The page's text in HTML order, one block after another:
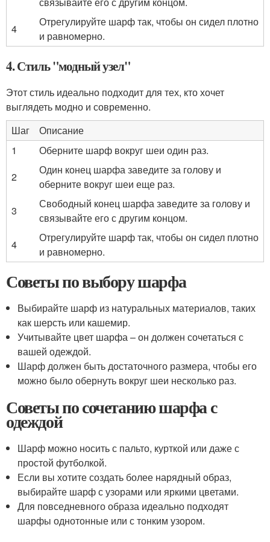
4
Отрегулируйте шарф так, чтобы он сидел плотно
и равномерно.
4. Стиль "модный узел"
Этот стиль идеально подходит для тех, кто хочет
выглядеть модно и современно.
Шаг
Описание
1
Оберните шарф вокруг шеи один раз.
2
Один конец шарфа заведите за голову и
оберните вокруг шеи еще раз.
3
Свободный конец шарфа заведите за голову и
связывайте его с другим концом.
4
Отрегулируйте шарф так, чтобы он сидел плотно
и равномерно.
Советы по выбору шарфа
Выбирайте шарф из натуральных материалов, таких
как шерсть или кашемир.
Учитывайте цвет шарфа – он должен сочетаться с
вашей одеждой.
Шарф должен быть достаточного размера, чтобы его
можно было обернуть вокруг шеи несколько раз.
Советы по сочетанию шарфа с
одеждой
Шарф можно носить с пальто, курткой или даже с
простой футболкой.
Если вы хотите создать более нарядный образ,
выбирайте шарф с узорами или яркими цветами.
Для повседневного образа идеально подходят
шарфы однотонные или с тонким узором.